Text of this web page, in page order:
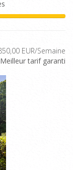
EUR/Semaine
Meilleur tarif garanti